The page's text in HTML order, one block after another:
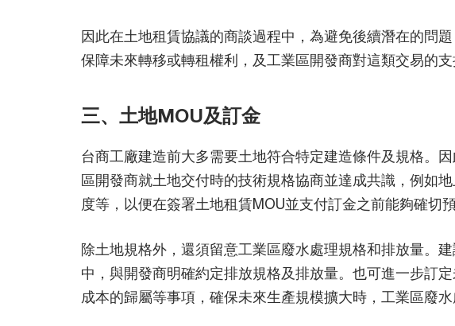
因此在土地租賃協議的商談過程中，為避免後續潛在的問
保障未來轉移或轉租權利，及工業區開發商對這類交易的支
三、土地MOU及訂金
台商工廠建造前大多需要土地符合特定建造條件及規格。
區開發商就土地交付時的技術規格協商並達成共識，例如
度等，以便在簽署土地租賃MOU並支付訂金之前能夠確切預
除土地規格外，還須留意工業區廢水處理規格和排放量。
中，與開發商明確約定排放規格及排放量。也可進一步訂
成本的歸屬等事項，確保未來生產規模擴大時，工業區廢水